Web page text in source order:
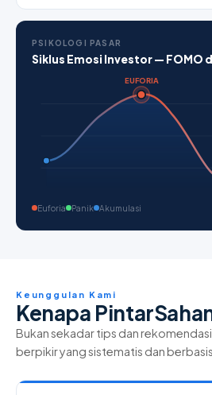
PSIKOLOGI PASAR
Siklus Emosi Investor — FOMO
EUFORIA
Euforia Panik Akumulasi
Keunggulan Kami
Kenapa
Bukan sekadar tips dan
berpikir yang sistematis dan